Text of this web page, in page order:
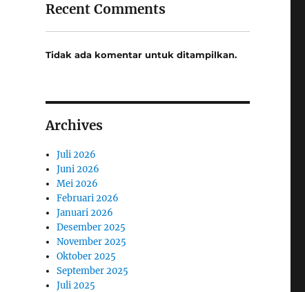
Recent Comments
Tidak ada komentar untuk ditampilkan.
Archives
Juli 2026
Juni 2026
Mei 2026
Februari 2026
Januari 2026
Desember 2025
November 2025
Oktober 2025
September 2025
Juli 2025